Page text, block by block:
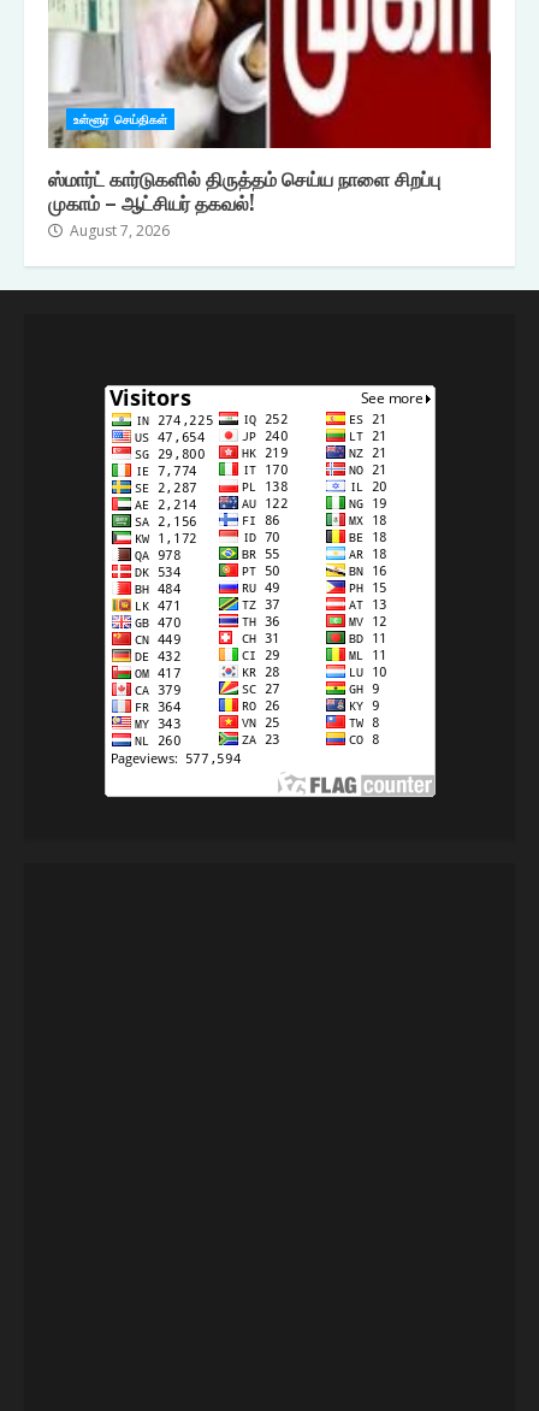
உள்ளூர் செய்திகள்
ஸ்மார்ட் கார்டுகளில் திருத்தம் செய்ய நாளை சிறப்பு
முகாம் – ஆட்சியர் தகவல்!
August 7, 2026